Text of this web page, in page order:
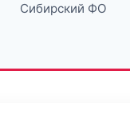
Сибирский ФО